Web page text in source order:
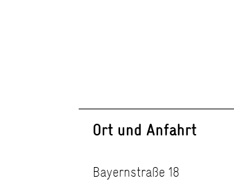
Ort und Anfahrt
Bayernstraße 18